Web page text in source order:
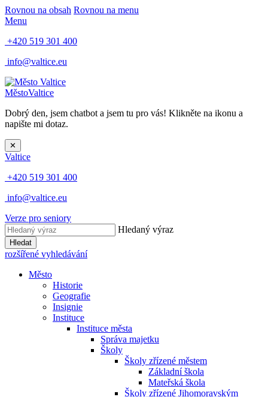
Rovnou na obsah Rovnou na menu
Menu
+420 519 301 400
info@valtice.eu
MěstoValtice
Dobrý den, jsem chatbot a jsem tu pro vás! Klikněte na ikonu a
napište mi dotaz.
✕
Valtice
+420 519 301 400
info@valtice.eu
Verze pro seniory
Hledaný výraz
Hledat
rozšířené vyhledávání
Město
Historie
Geografie
Insignie
Instituce
Instituce města
Správa majetku
Školy
Školy zřízené městem
Základní škola
Mateřská škola
Školy zřízené Jihomoravským